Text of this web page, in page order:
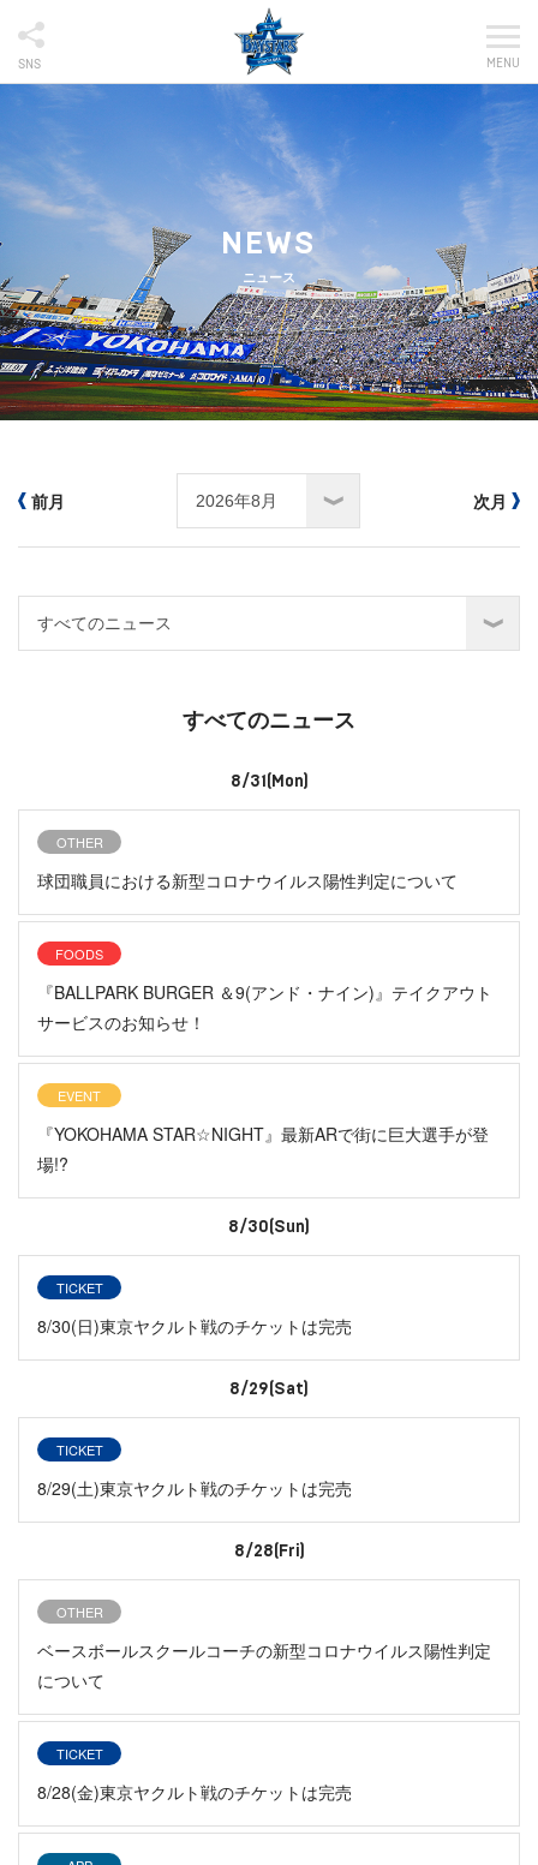
SNS MENU
NEWS
ニュース
前月 次月
すべてのニュース
8/31(Mon)
OTHER
球団職員における新型コロナウイルス陽性判定について
FOODS
『BALLPARK BURGER ＆9(アンド・ナイン)』テイクアウト
サービスのお知らせ！
EVENT
『YOKOHAMA STAR☆NIGHT』最新ARで街に巨大選手が登
場!?
8/30(Sun)
TICKET
8/30(日)東京ヤクルト戦のチケットは完売
8/29(Sat)
TICKET
8/29(土)東京ヤクルト戦のチケットは完売
8/28(Fri)
OTHER
ベースボールスクールコーチの新型コロナウイルス陽性判定
について
TICKET
8/28(金)東京ヤクルト戦のチケットは完売